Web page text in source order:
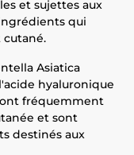
et sujettes aux
qui
Asiatica
hyaluronique
fréquemment
et sont
destinés aux